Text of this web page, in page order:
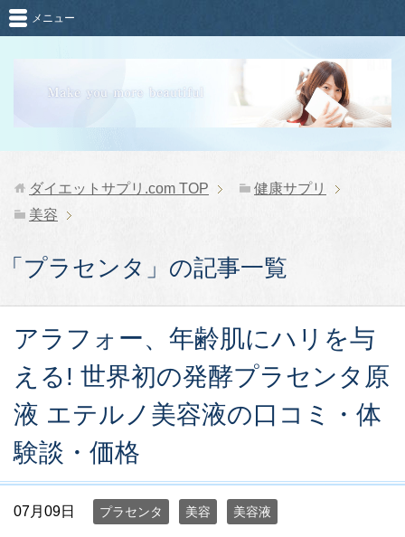
メニュー
ダイエットサプリ.com TOP
健康サプリ
美容
「プラセンタ」の記事一覧
アラフォー、年齢肌にハリを与
える! 世界初の発酵プラセンタ原
液 エテルノ美容液の口コミ・体
験談・価格
07月09日 プラセンタ 美容 美容液